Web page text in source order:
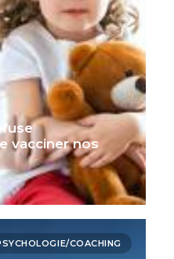
vacciner nos
COACHING